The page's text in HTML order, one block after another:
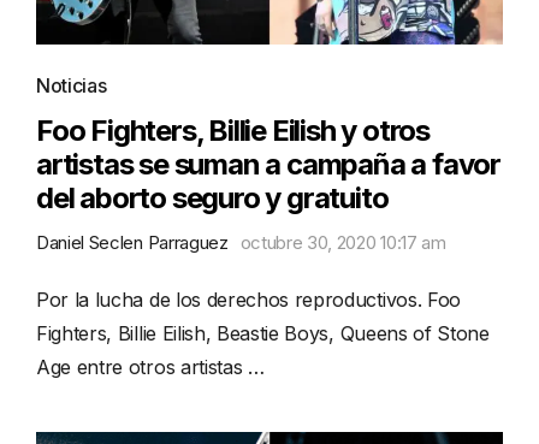
Noticias
Foo Fighters, Billie Eilish y otros
artistas se suman a campaña a favor
del aborto seguro y gratuito
Daniel Seclen Parraguez octubre 30, 2020 10:17 am
Por la lucha de los derechos reproductivos. Foo
Fighters, Billie Eilish, Beastie Boys, Queens of Stone
Age entre otros artistas …